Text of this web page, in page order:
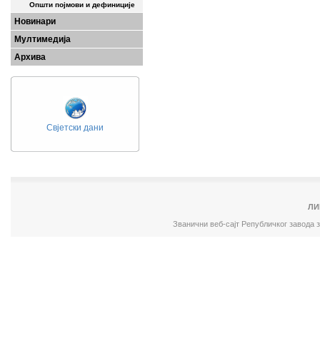
Општи појмови и дефиниције
Новинари
Мултимедија
Архива
Свјетски дани
Званични веб-сајт Републичког